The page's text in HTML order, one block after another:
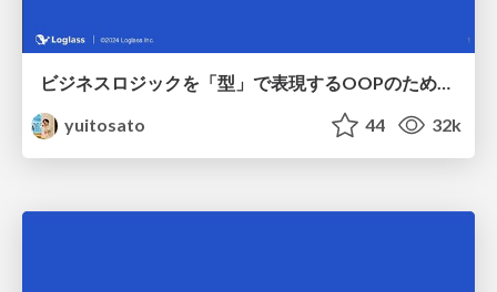
ビジネスロジックを「型」で表現するOOPのための関数型DDD / Functional And Type-Safe DDD for OOP
yuitosato
44 32k